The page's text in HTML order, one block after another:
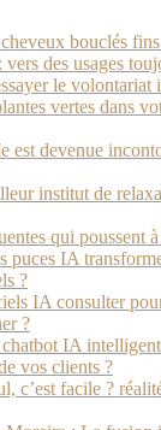
bouclés
des usages
le volontariat
vertes dans
est devenue
institut de
qui poussent
puces IA
?
IA consulter
?
IA
vos clients ?
c’est facile ?